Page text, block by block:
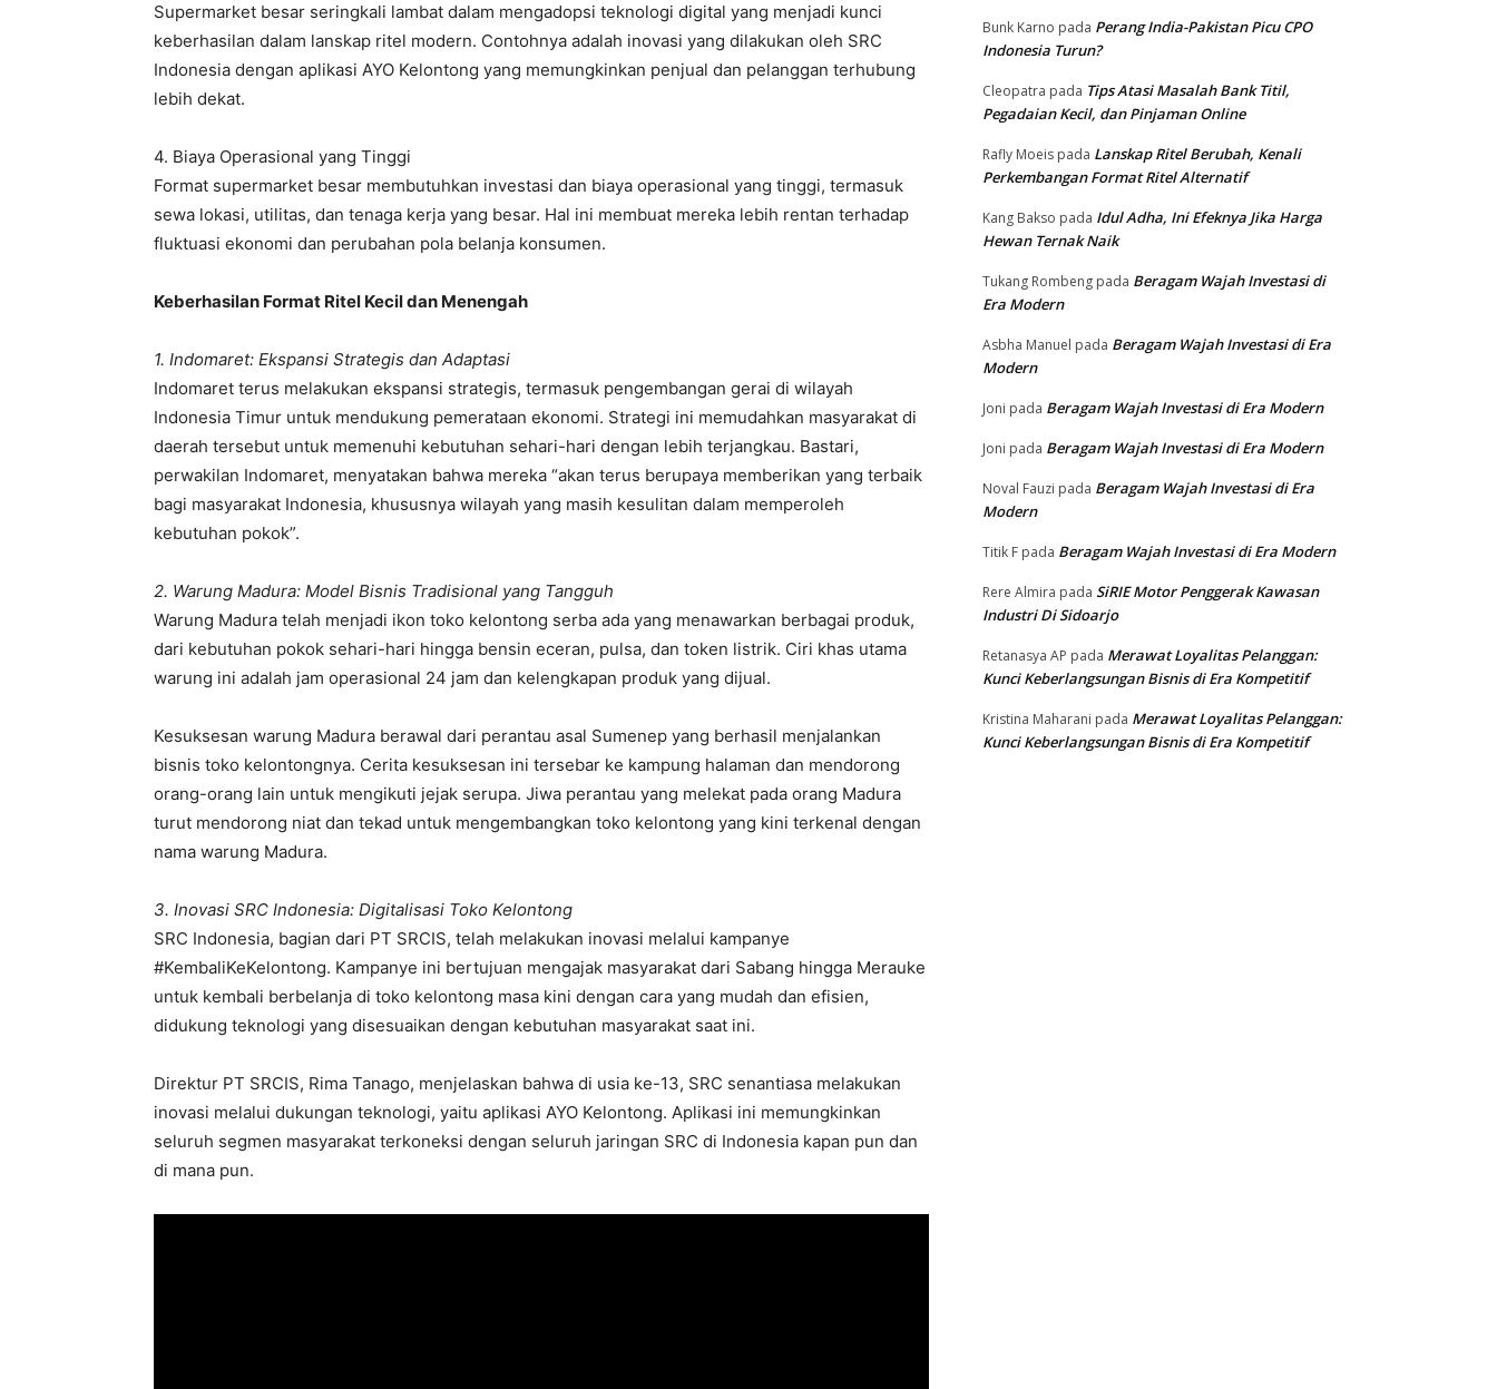
Supermarket besar seringkali lambat dalam mengadopsi teknologi digital yang menjadi kunci
keberhasilan dalam lanskap ritel modern. Contohnya adalah inovasi yang dilakukan oleh SRC
Indonesia dengan aplikasi AYO Kelontong yang memungkinkan penjual dan pelanggan terhubung
lebih dekat.
4. Biaya Operasional yang Tinggi
Format supermarket besar membutuhkan investasi dan biaya operasional yang tinggi, termasuk
sewa lokasi, utilitas, dan tenaga kerja yang besar. Hal ini membuat mereka lebih rentan terhadap
fluktuasi ekonomi dan perubahan pola belanja konsumen.
Keberhasilan Format Ritel Kecil dan Menengah
1. Indomaret: Ekspansi Strategis dan Adaptasi
Indomaret terus melakukan ekspansi strategis, termasuk pengembangan gerai di wilayah
Indonesia Timur untuk mendukung pemerataan ekonomi. Strategi ini memudahkan masyarakat di
daerah tersebut untuk memenuhi kebutuhan sehari-hari dengan lebih terjangkau. Bastari,
perwakilan Indomaret, menyatakan bahwa mereka “akan terus berupaya memberikan yang terbaik
bagi masyarakat Indonesia, khususnya wilayah yang masih kesulitan dalam memperoleh
kebutuhan pokok”.
2. Warung Madura: Model Bisnis Tradisional yang Tangguh
Warung Madura telah menjadi ikon toko kelontong serba ada yang menawarkan berbagai produk,
dari kebutuhan pokok sehari-hari hingga bensin eceran, pulsa, dan token listrik. Ciri khas utama
warung ini adalah jam operasional 24 jam dan kelengkapan produk yang dijual.
Kesuksesan warung Madura berawal dari perantau asal Sumenep yang berhasil menjalankan
bisnis toko kelontongnya. Cerita kesuksesan ini tersebar ke kampung halaman dan mendorong
orang-orang lain untuk mengikuti jejak serupa. Jiwa perantau yang melekat pada orang Madura
turut mendorong niat dan tekad untuk mengembangkan toko kelontong yang kini terkenal dengan
nama warung Madura.
3. Inovasi SRC Indonesia: Digitalisasi Toko Kelontong
SRC Indonesia, bagian dari PT SRCIS, telah melakukan inovasi melalui kampanye
#KembaliKeKelontong. Kampanye ini bertujuan mengajak masyarakat dari Sabang hingga Merauke
untuk kembali berbelanja di toko kelontong masa kini dengan cara yang mudah dan efisien,
didukung teknologi yang disesuaikan dengan kebutuhan masyarakat saat ini.
Direktur PT SRCIS, Rima Tanago, menjelaskan bahwa di usia ke-13, SRC senantiasa melakukan
inovasi melalui dukungan teknologi, yaitu aplikasi AYO Kelontong. Aplikasi ini memungkinkan
seluruh segmen masyarakat terkoneksi dengan seluruh jaringan SRC di Indonesia kapan pun dan
di mana pun.
Bunk Karno pada Perang India-Pakistan Picu CPO
Indonesia Turun?
Cleopatra pada Tips Atasi Masalah Bank Titil,
Pegadaian Kecil, dan Pinjaman Online
Rafly Moeis pada Lanskap Ritel Berubah, Kenali
Perkembangan Format Ritel Alternatif
Kang Bakso pada Idul Adha, Ini Efeknya Jika Harga
Hewan Ternak Naik
Tukang Rombeng pada Beragam Wajah Investasi di
Era Modern
Asbha Manuel pada Beragam Wajah Investasi di Era
Modern
Joni pada Beragam Wajah Investasi di Era Modern
Joni pada Beragam Wajah Investasi di Era Modern
Noval Fauzi pada Beragam Wajah Investasi di Era
Modern
Titik F pada Beragam Wajah Investasi di Era Modern
Rere Almira pada SiRIE Motor Penggerak Kawasan
Industri Di Sidoarjo
Retanasya AP pada Merawat Loyalitas Pelanggan:
Kunci Keberlangsungan Bisnis di Era Kompetitif
Kristina Maharani pada Merawat Loyalitas Pelanggan:
Kunci Keberlangsungan Bisnis di Era Kompetitif